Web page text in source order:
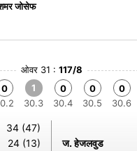
जोसेफ
ओवर 31 : 117/8
0
1
30.3
0
30.4
0
30.5
0
30.6
34 (47)
24 (13) ज. हेजलवुड